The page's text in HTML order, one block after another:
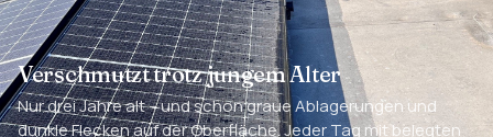
Verschmutzt trotz jungem Alter
Nur drei Jahre alt – und schon graue Ablagerungen und
dunkle Flecken auf der Oberfläche. Jeder Tag mit belegten